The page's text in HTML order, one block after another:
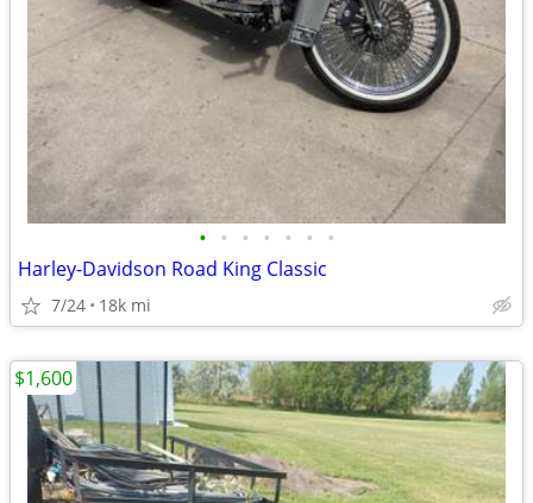
• • • • • • •
Harley-Davidson Road King Classic
7/24 18k mi
$1,600